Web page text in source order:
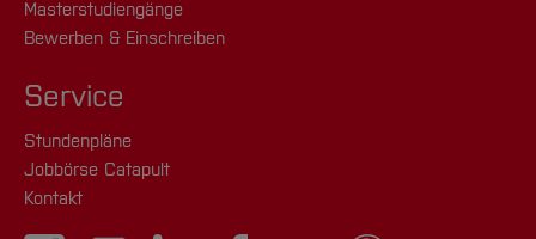
Masterstudiengänge
Bewerben & Einschreiben
Service
Stundenpläne
Jobbörse Catapult
Kontakt